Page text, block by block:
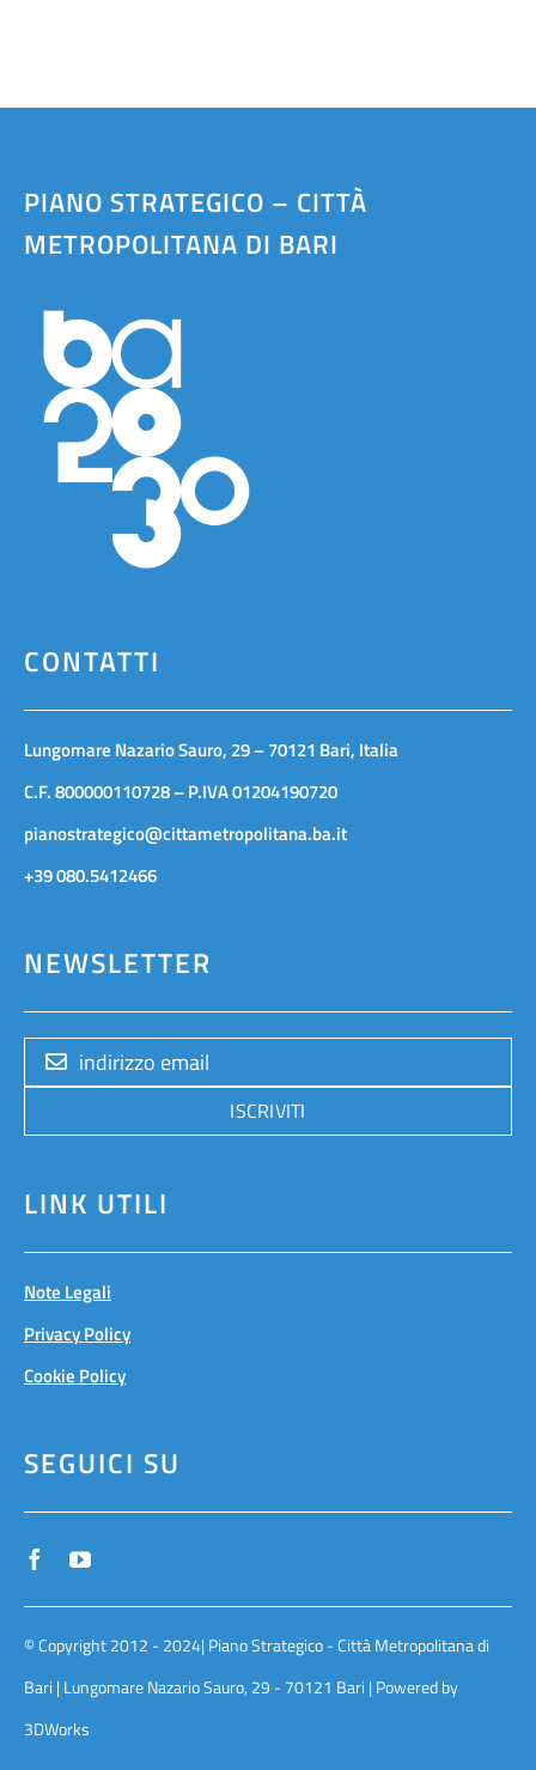
PIANO STRATEGICO – CITTÀ
METROPOLITANA DI BARI
CONTATTI
Lungomare Nazario Sauro, 29 – 70121 Bari, Italia
C.F. 800000110728 – P.IVA 01204190720
pianostrategico@cittametropolitana.ba.it
+39 080.5412466
NEWSLETTER
ISCRIVITI
LINK UTILI
Note Legali
Privacy Policy
Cookie Policy
SEGUICI SU
© Copyright 2012 - 2024| Piano Strategico - Città Metropolitana di
Bari | Lungomare Nazario Sauro, 29 - 70121 Bari | Powered by
3DWorks